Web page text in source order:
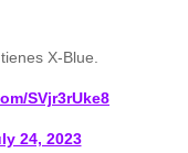
X-Blue.
SVjr3rUke8
24, 2023